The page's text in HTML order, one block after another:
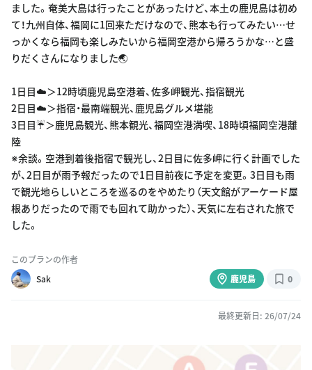
ました。奄美大島は行ったことがあったけど、本土の鹿児島は初め
て！九州自体、福岡に1回来ただけなので、熊本も行ってみたい…せ
っかくなら福岡も楽しみたいから福岡空港から帰ろうかな…と盛
りだくさんになりました🌏
1日目☁️＞12時頃鹿児島空港着、佐多岬観光、指宿観光
2日目☁️＞指宿・最南端観光、鹿児島グルメ堪能
3日目☔️＞鹿児島観光、熊本観光、福岡空港満喫、18時頃福岡空港離
陸
※余談。空港到着後指宿で観光し、2日目に佐多岬に行く計画でした
が、2日目が雨予報だったので1日目前夜に予定を変更。3日目も雨
で観光地らしいところを巡るのをやめたり（天文館がアーケード屋
根ありだったので雨でも回れて助かった）、天気に左右された旅で
した。
このプランの作者
Sak
鹿児島 0
最終更新日: 26/07/24